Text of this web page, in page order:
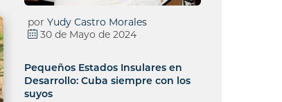
por Yudy Castro Morales
30 de Mayo de 2024
Pequeños Estados Insulares en
Desarrollo: Cuba siempre con los
suyos